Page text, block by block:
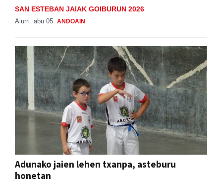
SAN ESTEBAN JAIAK GOIBURUN 2026
Aiurri abu 05 ANDOAIN
Adunako jaien lehen txanpa, asteburu
honetan